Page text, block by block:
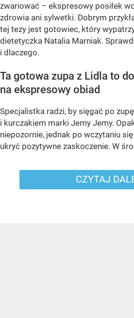
zwariować – ekspresowy posiłek
zdrowia ani sylwetki. Dobrym
tej tezy jest gotowiec, który
dietetyczka Natalia Marniak.
i dlaczego.
Ta gotowa zupa z Lidla to
na ekspresowy obiad
Specjalistka radzi, by sięgać po
i kurczakiem marki Jemy Jemy.
niepozornie, jednak po wczytaniu
ukryć pozytywne zaskoczenie. W
CZYTAJ